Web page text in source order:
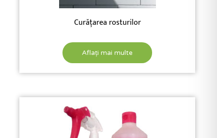
Curățarea rosturilor
Aflați mai multe